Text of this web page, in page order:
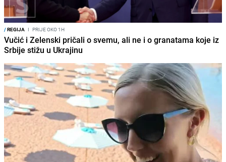
/REGIJA I PRIJE OKO 1H
Vučić i Zelenski pričali o svemu, ali ne i o granatama koje iz
Srbije stižu u Ukrajinu